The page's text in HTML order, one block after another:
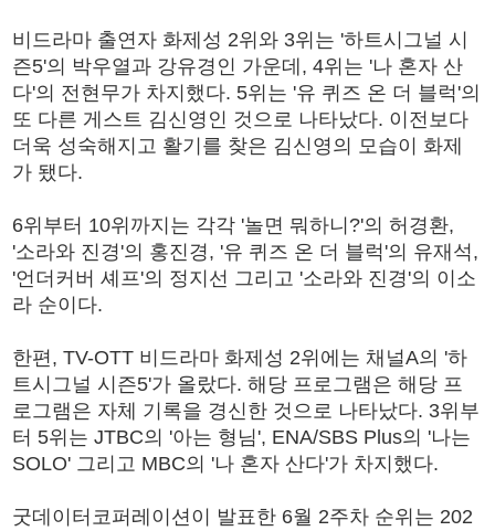
비드라마 출연자 화제성 2위와 3위는 '하트시그널 시
즌5'의 박우열과 강유경인 가운데, 4위는 '나 혼자 산
다'의 전현무가 차지했다. 5위는 '유 퀴즈 온 더 블럭'의
또 다른 게스트 김신영인 것으로 나타났다. 이전보다
더욱 성숙해지고 활기를 찾은 김신영의 모습이 화제
가 됐다.
6위부터 10위까지는 각각 '놀면 뭐하니?'의 허경환,
'소라와 진경'의 홍진경, '유 퀴즈 온 더 블럭'의 유재석,
'언더커버 셰프'의 정지선 그리고 '소라와 진경'의 이소
라 순이다.
한편, TV-OTT 비드라마 화제성 2위에는 채널A의 '하
트시그널 시즌5'가 올랐다. 해당 프로그램은 해당 프
로그램은 자체 기록을 경신한 것으로 나타났다. 3위부
터 5위는 JTBC의 '아는 형님', ENA/SBS Plus의 '나는
SOLO' 그리고 MBC의 '나 혼자 산다'가 차지했다.
굿데이터코퍼레이션이 발표한 6월 2주차 순위는 202